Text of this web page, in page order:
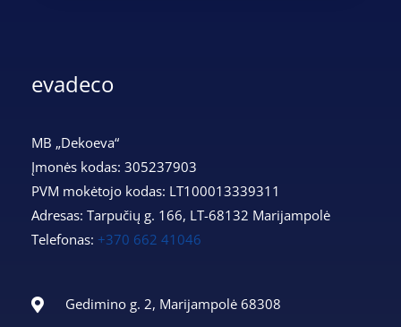
evadeco
MB „Dekoeva“
Įmonės kodas: 305237903
PVM mokėtojo kodas: LT100013339311
Adresas: Tarpučių g. 166, LT-68132 Marijampolė
Telefonas: +370 662 41046
Gedimino g. 2, Marijampolė 68308